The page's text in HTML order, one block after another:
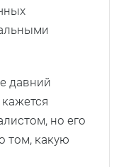
давний
но его
том, какую